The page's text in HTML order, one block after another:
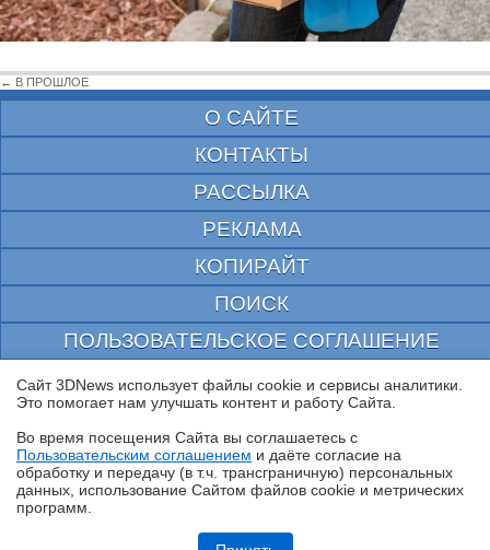
Обзор Infinix SMART 20: каким может быть бюджетный смартфон в
← В ПРОШЛОЕ
О САЙТЕ
КОНТАКТЫ
РАССЫЛКА
РЕКЛАМА
КОПИРАЙТ
ПОИСК
ПОЛЬЗОВАТЕЛЬСКОЕ СОГЛАШЕНИЕ
ЗАЩИЩЕНО CURATOR
© 1997—2026 Электронное периодическое издание "3ДНьюс" | Свидетельство о
выдано Федеральной Службой по надзору за соблюдением законодательства в сфере
массовых коммуникаций и охране культурного наследия
При цитировании документа ссылка на сайт с указанием автора обязательна. Полное
заимствование документа является нарушением
российского и международного законодательства и возможно только с согласия
Сайт 3DNews использует файлы cookie и сервисы аналитики.
Это помогает нам улучшать контент и работу Cайта.
Во время посещения Cайта вы соглашаетесь с
Пользовательским соглашением и даёте согласие на
обработку и передачу (в т.ч. трансграничную) персональных
данных, использование Cайтом файлов cookie и метрических
программ.